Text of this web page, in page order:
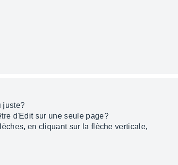
juste?
d'Edit sur une seule page?
en cliquant sur la flèche verticale,